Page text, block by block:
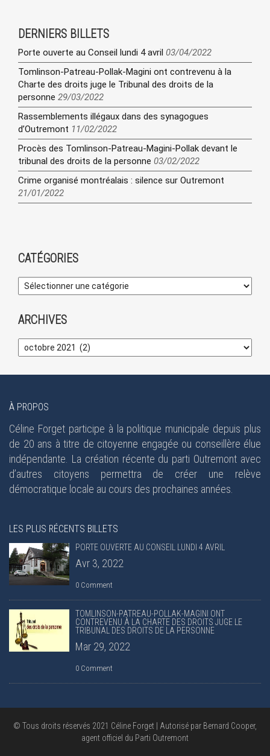
DERNIERS BILLETS
Porte ouverte au Conseil lundi 4 avril 03/04/2022
Tomlinson-Patreau-Pollak-Magini ont contrevenu à la
Charte des droits juge le Tribunal des droits de la
personne 29/03/2022
Rassemblements illégaux dans des synagogues
d’Outremont 11/02/2022
Procès des Tomlinson-Patreau-Magini-Pollak devant le
tribunal des droits de la personne 03/02/2022
Crime organisé montréalais : silence sur Outremont
21/01/2022
CATÉGORIES
ARCHIVES
À PROPOS
Céline Forget participe à la politique municipale depuis plus
de 20 ans à titre de citoyenne engagée ou conseillère élue
indépendante. La création récente du parti Outremont avec
d’autres citoyens permettra de créer une relève
démocratique locale au cours des prochaines années.
LES PLUS RÉCENTS BILLETS
PORTE OUVERTE AU CONSEIL LUNDI 4 AVRIL
Avr 3, 2022
0 Comment
TOMLINSON-PATREAU-POLLAK-MAGINI ONT
CONTREVENU À LA CHARTE DES DROITS JUGE LE
TRIBUNAL DES DROITS DE LA PERSONNE
Mar 29, 2022
0 Comment
© Tous droits réservés 2021 Céline Forget | Autorisé par Bernard Cooper,
agent officiel du Parti Outremont